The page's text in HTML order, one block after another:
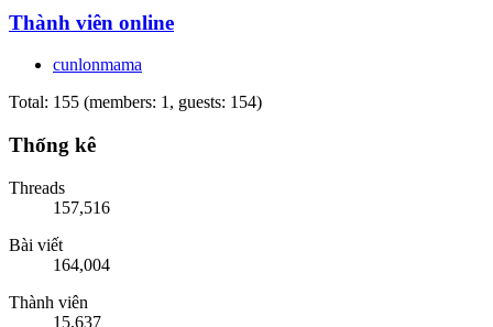
Thành viên online
cunlonmama
Total: 155 (members: 1, guests: 154)
Thống kê
Threads
157,516
Bài viết
164,004
Thành viên
15,637